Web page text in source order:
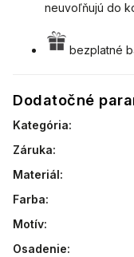
neuvoľňujú do
bezplatné
Dodatočné
Kategória:
Záruka:
Materiál:
Farba:
Motív:
Osadenie: